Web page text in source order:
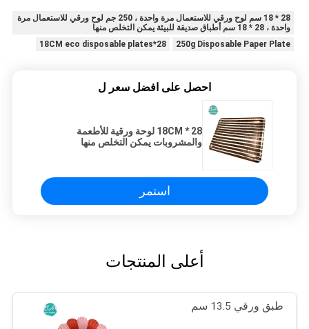
28 * 18 سم لوح ورقي للاستعمال مرة واحدة ، 250 جم لوح ورقي للاستعمال مرة
واحدة ، 28 * 18 سم أطباق صديقة للبيئة يمكن التخلص منها
250g Disposable Paper Plate
28*18CM eco disposable plates
احصل على افضل سعر ل
28 * 18CM لوحة ورقية للأطعمة
والمشروبات يمكن التخلص منها
استمر
أعلى المنتجات
طبق ورقي 13.5 سم